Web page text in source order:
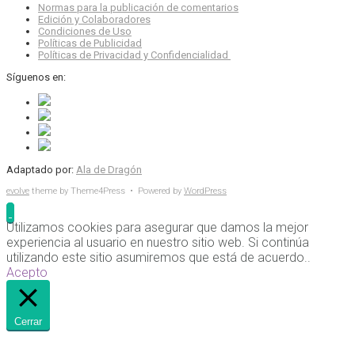
Normas para la publicación de comentarios
Edición y Colaboradores
Condiciones de Uso
Políticas de Publicidad
Políticas de Privacidad y Confidencialidad
Síguenos en:
Adaptado por: Ala de Dragón
evolve theme by Theme4Press • Powered by WordPress
Utilizamos cookies para asegurar que damos la mejor
experiencia al usuario en nuestro sitio web. Si continúa
utilizando este sitio asumiremos que está de acuerdo..
Acepto
Cerrar